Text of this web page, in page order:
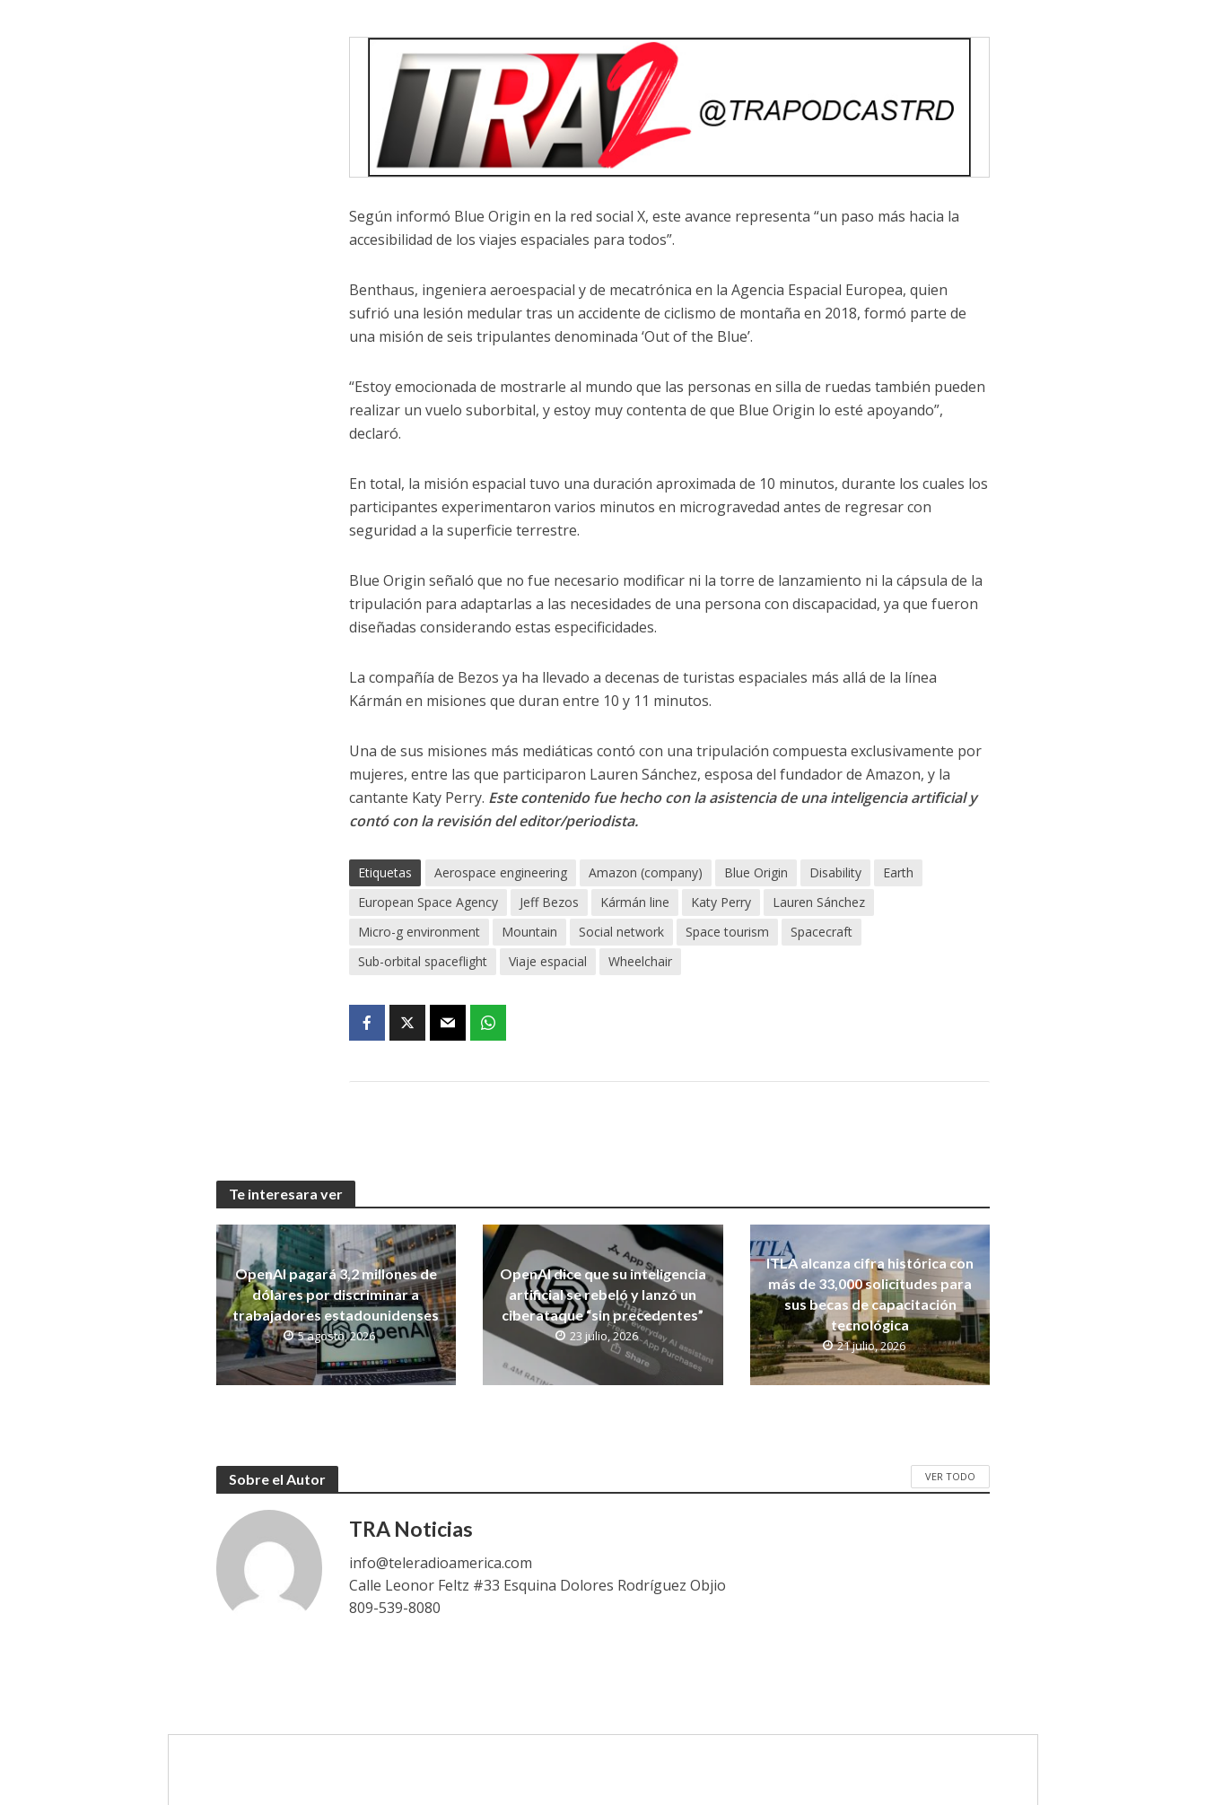
Según informó Blue Origin en la red social X, este avance representa “un paso más hacia la
accesibilidad de los viajes espaciales para todos”.
Benthaus, ingeniera aeroespacial y de mecatrónica en la Agencia Espacial Europea, quien
sufrió una lesión medular tras un accidente de ciclismo de montaña en 2018, formó parte de
una misión de seis tripulantes denominada ‘Out of the Blue’.
“Estoy emocionada de mostrarle al mundo que las personas en silla de ruedas también pueden
realizar un vuelo suborbital, y estoy muy contenta de que Blue Origin lo esté apoyando”,
declaró.
En total, la misión espacial tuvo una duración aproximada de 10 minutos, durante los cuales los
participantes experimentaron varios minutos en microgravedad antes de regresar con
seguridad a la superficie terrestre.
Blue Origin señaló que no fue necesario modificar ni la torre de lanzamiento ni la cápsula de la
tripulación para adaptarlas a las necesidades de una persona con discapacidad, ya que fueron
diseñadas considerando estas especificidades.
La compañía de Bezos ya ha llevado a decenas de turistas espaciales más allá de la línea
Kármán en misiones que duran entre 10 y 11 minutos.
Una de sus misiones más mediáticas contó con una tripulación compuesta exclusivamente por
mujeres, entre las que participaron Lauren Sánchez, esposa del fundador de Amazon, y la
cantante Katy Perry. Este contenido fue hecho con la asistencia de una inteligencia artificial y
contó con la revisión del editor/periodista.
Etiquetas Aerospace engineering Amazon (company) Blue Origin Disability
Earth
European Space Agency
Jeff Bezos Kármán line Katy Perry
Lauren Sánchez
Micro-g environment
Mountain Social network Space tourism
Spacecraft
Sub-orbital spaceflight
Viaje espacial Wheelchair
Te interesara ver
OpenAI pagará 3,2 millones de
dólares por discriminar a
trabajadores estadounidenses
5 agosto, 2026
OpenAI dice que su inteligencia
artificial se rebeló y lanzó un
ciberataque “sin precedentes”
23 julio, 2026
ITLA alcanza cifra histórica con
más de 33,000 solicitudes para
sus becas de capacitación
tecnológica
21 julio, 2026
Sobre el Autor VER TODO
TRA Noticias
info@teleradioamerica.com
Calle Leonor Feltz #33 Esquina Dolores Rodríguez Objio
809-539-8080